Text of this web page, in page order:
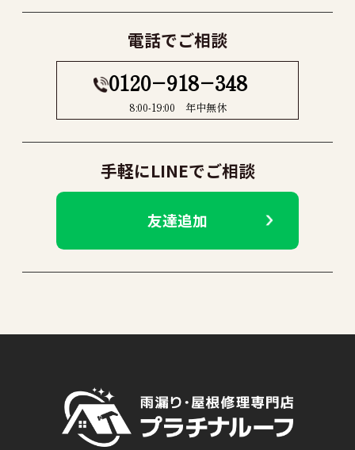
電話でご相談
0120−918−348
8:00-19:00 年中無休
手軽にLINEでご相談
友達追加